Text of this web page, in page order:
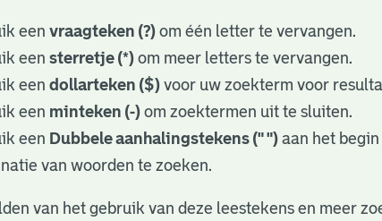
eenvraagteken (?) om één letter te vervangen.
eensterretje (*) om meer letters te vervangen.
eendollarteken ($) voor uw zoekterm voor
een minteken (-) om zoektermen uit te sluiten.
een Dubbele aanhalingstekens (" ") aan het
van woorden te zoeken.
van het gebruik van deze leestekens en meer